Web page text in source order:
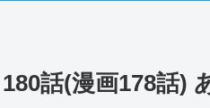
話(漫画178話)